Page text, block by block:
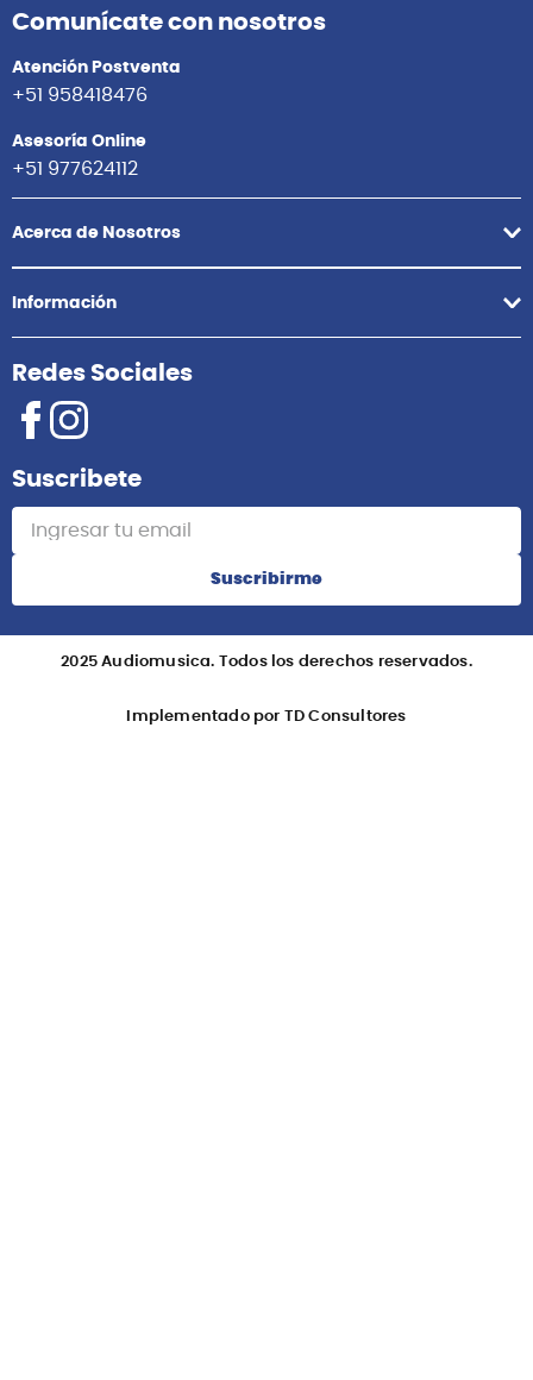
Comunícate con nosotros
Atención Postventa
+51 958418476
Asesoría Online
+51 977624112
Acerca de Nosotros
Información
Redes Sociales
Suscribete
Suscribirme
2025 Audiomusica. Todos los derechos reservados.
Implementado por TD Consultores